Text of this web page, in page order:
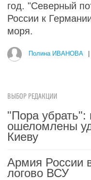
год. "Северный
России к
моря.
Полина ИВАНОВА
ВЫБОР РЕДАКЦИИ
"Пора убрать":
ошеломлены
Киеву
Армия России
логово ВСУ